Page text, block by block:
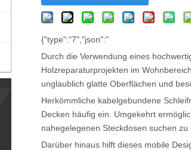
{"type":"7","json":"
Durch die Verwendung eines
Holzreparaturprojekten im
unglaublich glatte Oberflächen und
Herkömmliche kabelgebundene
Decken häufig ein. Umgekehrt
nahegelegenen Steckdosen suchen zu
Darüber hinaus hilft dieses mobile